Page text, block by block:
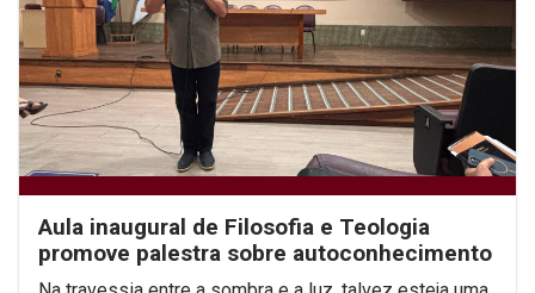
Aula inaugural de Filosofia e Teologia
promove palestra sobre autoconhecimento